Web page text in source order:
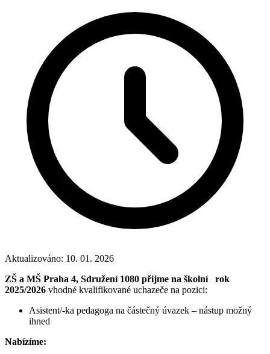
Aktualizováno: 10. 01. 2026
ZŠ a MŠ Praha 4, Sdružení 1080 přijme na školní rok
2025/2026 vhodné kvalifikované uchazeče na pozici:
Asistent/-ka pedagoga na částečný úvazek – nástup možný
ihned
Nabízíme: